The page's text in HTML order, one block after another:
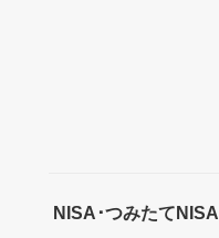
NISA･つみたてNISA